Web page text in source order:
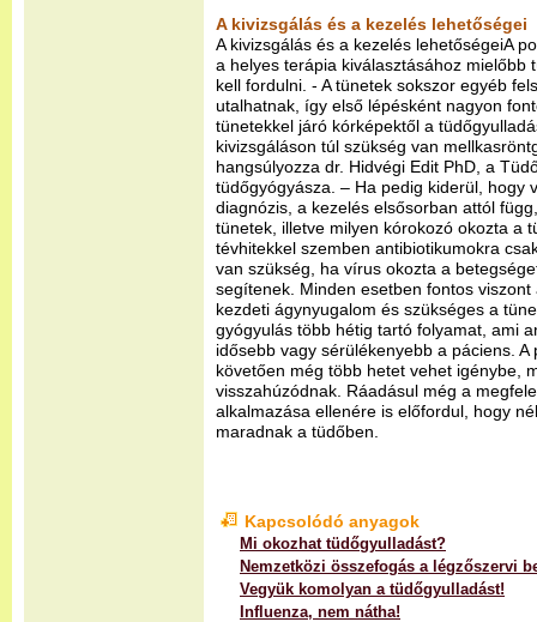
A kivizsgálás és a kezelés lehetőségei
A kivizsgálás és a kezelés lehetőségeiA
a helyes terápia kiválasztásához mielőbb
kell fordulni. - A tünetek sokszor egyéb
utalhatnak, így első lépésként nagyon
tünetekkel járó kórképektől a
kivizsgáláson túl szükség van
hangsúlyozza dr. Hidvégi Edit PhD, a
tüdőgyógyásza. – Ha pedig kiderül, hogy
diagnózis, a kezelés elsősorban attól
tünetek, illetve milyen kórokozó okozta a
tévhitekkel szemben antibiotikumokra
van szükség, ha vírus okozta a
segítenek. Minden esetben fontos
kezdeti ágynyugalom és szükséges a
gyógyulás több hétig tartó folyamat, ami
idősebb vagy sérülékenyebb a páciens.
követően még több hetet vehet igénybe,
visszahúzódnak. Ráadásul még a
alkalmazása ellenére is előfordul, hogy
maradnak a tüdőben.
Kapcsolódó anyagok
Mi okozhat tüdőgyulladást?
Nemzetközi összefogás a légzőszervi
Vegyük komolyan a tüdőgyulladást!
Influenza, nem nátha!